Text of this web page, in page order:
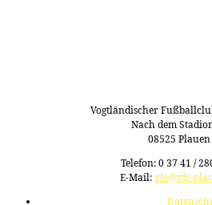
Vogtländischer
Nach dem
08525 Plauen
Telefon: 0 37 41 /
E-Mail:vfc@vfc-